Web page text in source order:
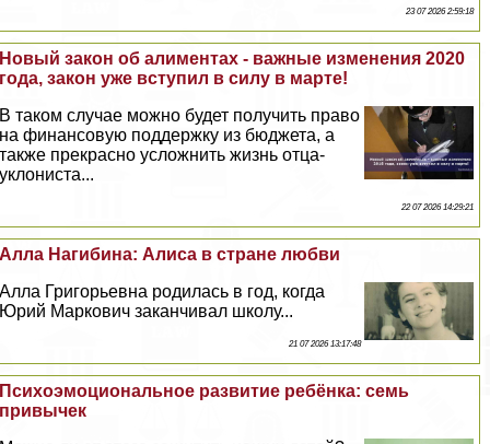
23 07 2026 2:59:18
Новый закон об алиментах - важные изменения 2020
года, закон уже вступил в силу в марте!
В таком случае можно будет получить право
на финансовую поддержку из бюджета, а
также прекрасно усложнить жизнь отца-
уклониста...
22 07 2026 14:29:21
Алла Нагибина: Алиса в стране любви
Алла Григорьевна родилась в год, когда
Юрий Маркович заканчивал школу...
21 07 2026 13:17:48
Психоэмоциональное развитие ребёнка: семь
привычек